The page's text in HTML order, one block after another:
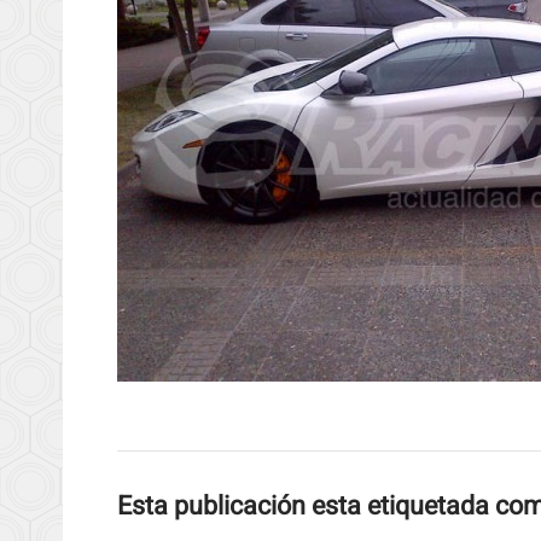
Esta publicación esta etiquetada